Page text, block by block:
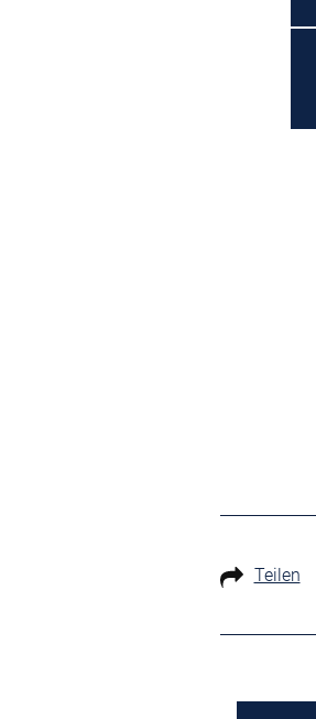
Teilen